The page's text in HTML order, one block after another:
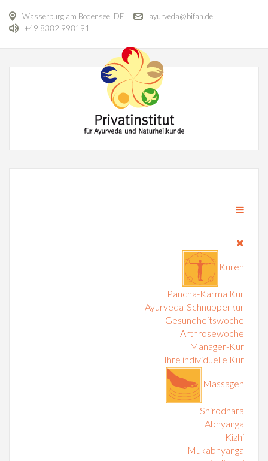
Wasserburg am Bodensee, DE
ayurveda@bifan.de
+49 8382 998191
Kuren
Pancha-Karma Kur
Ayurveda-Schnupperkur
Gesundheitswoche
Arthrosewoche
Manager-Kur
Ihre individuelle Kur
Massagen
Shirodhara
Abhyanga
Kizhi
Mukabhyanga